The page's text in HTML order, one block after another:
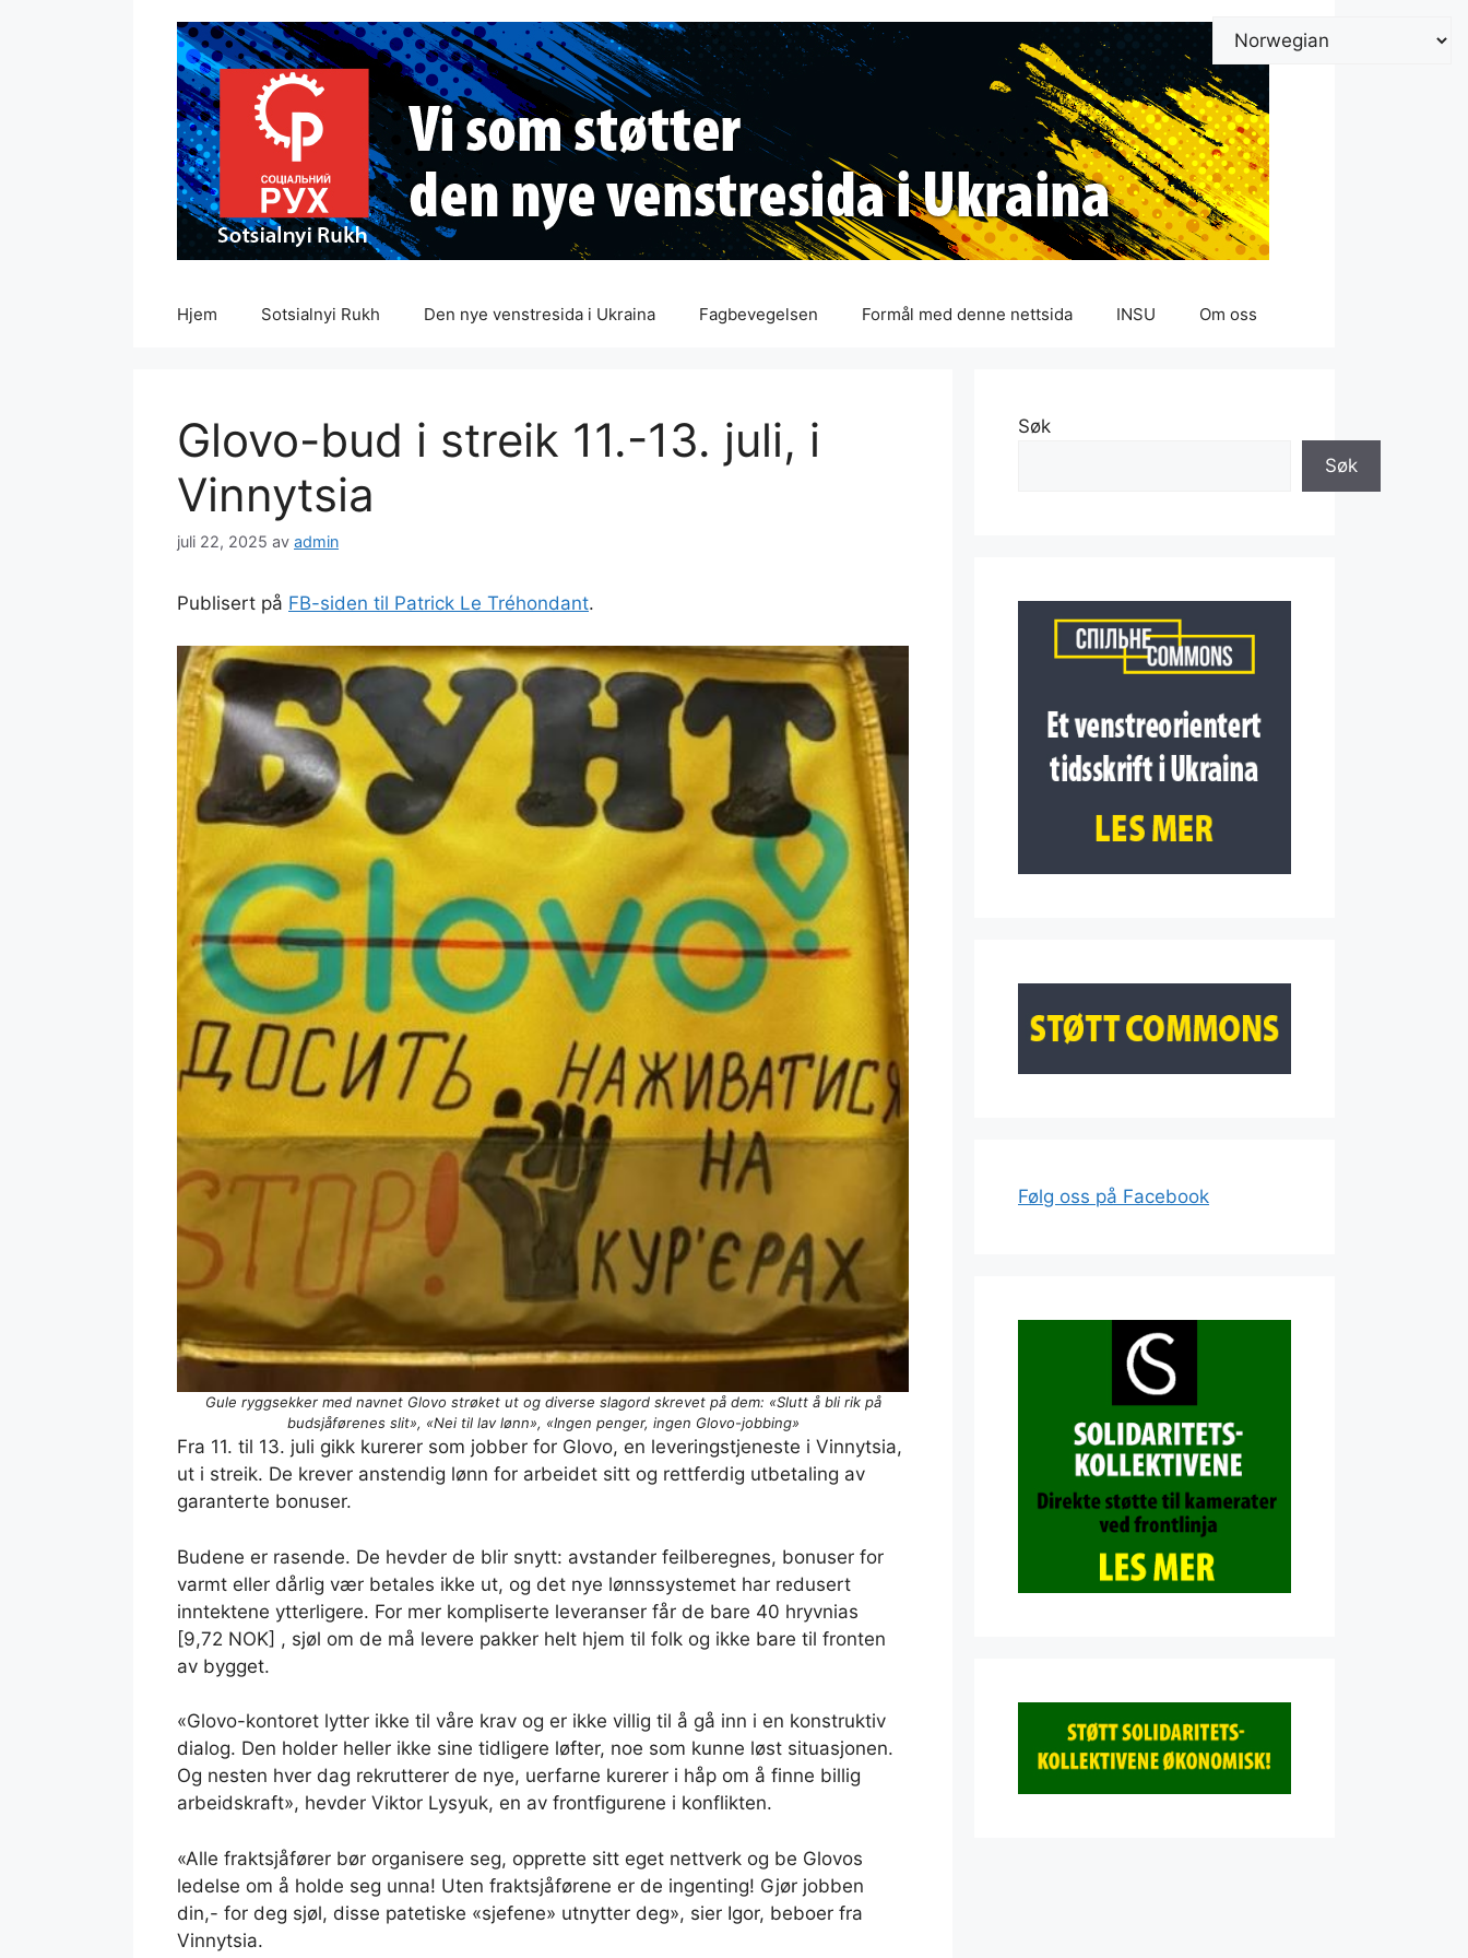
Hjem Sotsialnyi Rukh Den nye venstresida i Ukraina Fagbevegelsen Formål med denne nettsida INSU Om oss
Glovo-bud i streik 11.-13. juli, i
Vinnytsia
juli 22, 2025 av admin
Publisert på FB-siden til Patrick Le Tréhondant.
Gule ryggsekker med navnet Glovo strøket ut og diverse slagord skrevet på dem: «Slutt å bli rik på
budsjåførenes slit», «Nei til lav lønn», «Ingen penger, ingen Glovo-jobbing»
Fra 11. til 13. juli gikk kurerer som jobber for Glovo, en leveringstjeneste i Vinnytsia,
ut i streik. De krever anstendig lønn for arbeidet sitt og rettferdig utbetaling av
garanterte bonuser.
Budene er rasende. De hevder de blir snytt: avstander feilberegnes, bonuser for
varmt eller dårlig vær betales ikke ut, og det nye lønnssystemet har redusert
inntektene ytterligere. For mer kompliserte leveranser får de bare 40 hryvnias
[9,72 NOK] , sjøl om de må levere pakker helt hjem til folk og ikke bare til fronten
av bygget.
«Glovo-kontoret lytter ikke til våre krav og er ikke villig til å gå inn i en konstruktiv
dialog. Den holder heller ikke sine tidligere løfter, noe som kunne løst situasjonen.
Og nesten hver dag rekrutterer de nye, uerfarne kurerer i håp om å finne billig
arbeidskraft», hevder Viktor Lysyuk, en av frontfigurene i konflikten.
«Alle fraktsjåfører bør organisere seg, opprette sitt eget nettverk og be Glovos
ledelse om å holde seg unna! Uten fraktsjåførene er de ingenting! Gjør jobben
din,- for deg sjøl, disse patetiske «sjefene» utnytter deg», sier Igor, beboer fra
Vinnytsia.
Søk
Søk
Følg oss på Facebook